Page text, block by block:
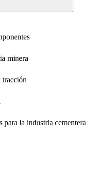
minera
tracción
para la industria cementera